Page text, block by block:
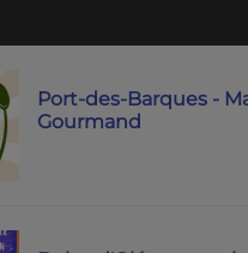
Port-des-Barques -
Gourmand